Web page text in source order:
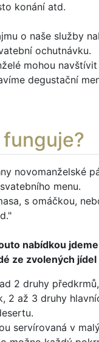
konání atd.
o naše služby
ochutnávku.
mohou
degustační
novomanželské
menu.
s omáčkou,
nabídkou
ze zvolených
2 druhy
2 až 3 druhy
servírovaná v